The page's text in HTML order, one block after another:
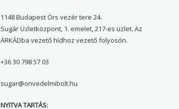
1148 Budapest Örs vezér tere 24.
Sugár Üzletközpont, 1. emelet, 217-es üzlet. Az
ÁRKÁDba vezető hídhoz vezető folyosón.
+36 30 798 57 03
sugar@onvedelmibolt.hu
NYITVA TARTÁS: